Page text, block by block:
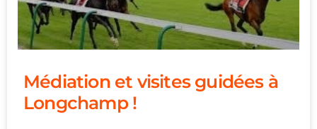
Médiation et visites guidées à
Longchamp !